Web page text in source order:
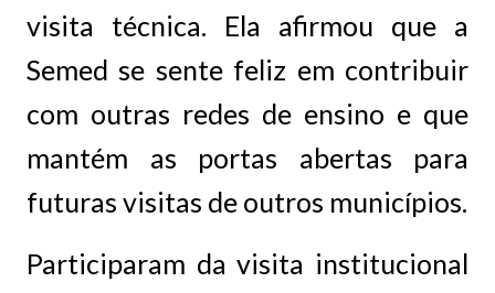
visita técnica. Ela afirmou que a
Semed se sente feliz em contribuir
com outras redes de ensino e que
mantém as portas abertas para
futuras visitas de outros municípios.
Participaram da visita institucional